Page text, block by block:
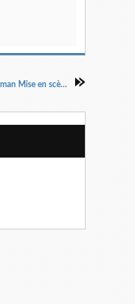
Fanny et Alexandre d’Ingmar Bergman Mise en scène Julie Deliquet